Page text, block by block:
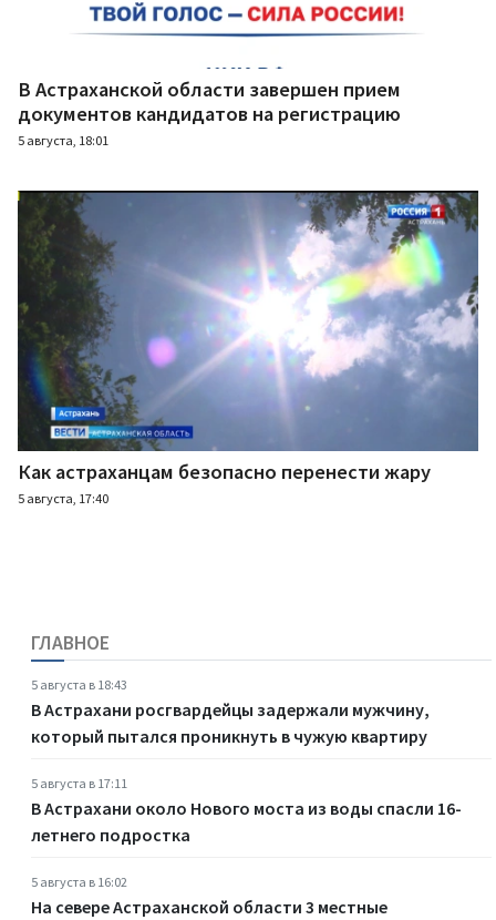
В Астраханской области завершен прием
документов кандидатов на регистрацию
5 августа, 18:01
Как астраханцам безопасно перенести жару
5 августа, 17:40
ГЛАВНОЕ
5 августа в 18:43
В Астрахани росгвардейцы задержали мужчину,
который пытался проникнуть в чужую квартиру
5 августа в 17:11
В Астрахани около Нового моста из воды спасли 16-
летнего подростка
5 августа в 16:02
На севере Астраханской области 3 местные